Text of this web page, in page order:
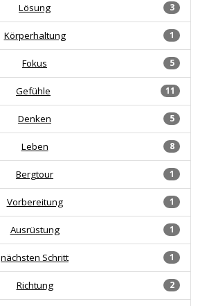
3
Lösung
1
Körperhaltung
5
Fokus
11
Gefühle
5
Denken
8
Leben
1
Bergtour
1
Vorbereitung
1
Ausrüstung
1
nächsten Schritt
2
Richtung